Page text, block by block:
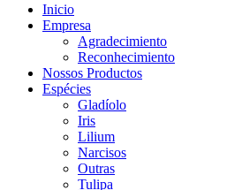
Inicio
Empresa
Agradecimiento
Reconhecimiento
Nossos Productos
Espécies
Gladíolo
Iris
Lilium
Narcisos
Outras
Tulipa